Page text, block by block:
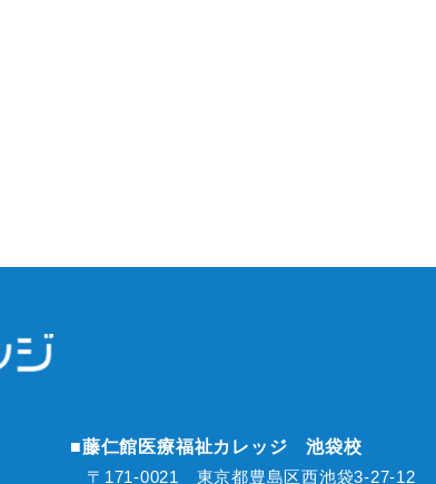
■藤仁館医療福祉カレッジ 池袋校
〒171-0021 東京都豊島区西池袋3-27-12